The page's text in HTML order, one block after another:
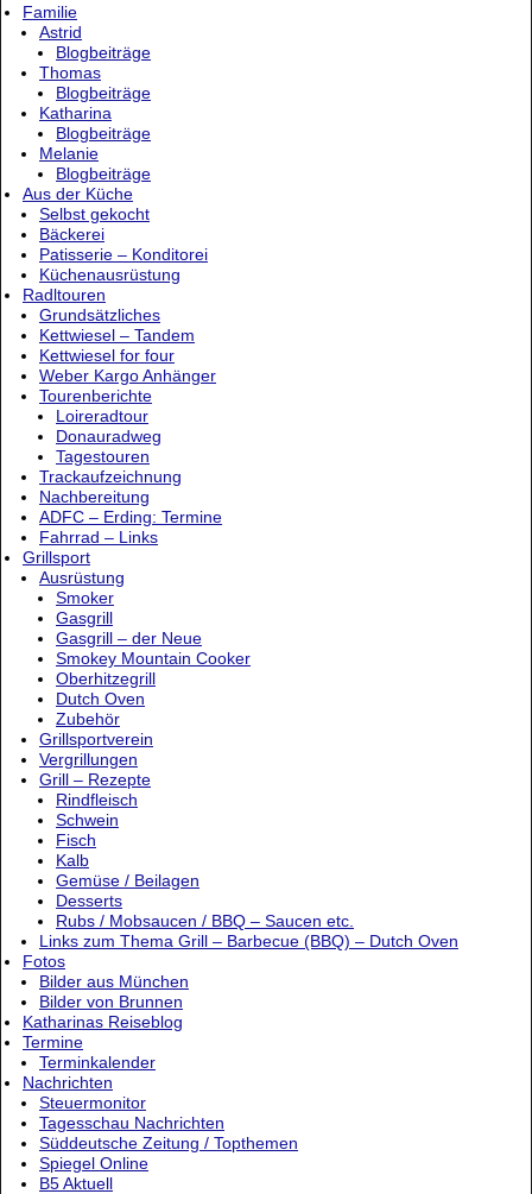
Familie
Astrid
Blogbeiträge
Thomas
Blogbeiträge
Katharina
Blogbeiträge
Melanie
Blogbeiträge
Aus der Küche
Selbst gekocht
Bäckerei
Patisserie – Konditorei
Küchenausrüstung
Radltouren
Grundsätzliches
Kettwiesel – Tandem
Kettwiesel for four
Weber Kargo Anhänger
Tourenberichte
Loireradtour
Donauradweg
Tagestouren
Trackaufzeichnung
Nachbereitung
ADFC – Erding: Termine
Fahrrad – Links
Grillsport
Ausrüstung
Smoker
Gasgrill
Gasgrill – der Neue
Smokey Mountain Cooker
Oberhitzegrill
Dutch Oven
Zubehör
Grillsportverein
Vergrillungen
Grill – Rezepte
Rindfleisch
Schwein
Fisch
Kalb
Gemüse / Beilagen
Desserts
Rubs / Mobsaucen / BBQ – Saucen etc.
Links zum Thema Grill – Barbecue (BBQ) – Dutch Oven
Fotos
Bilder aus München
Bilder von Brunnen
Katharinas Reiseblog
Termine
Terminkalender
Nachrichten
Steuermonitor
Tagesschau Nachrichten
Süddeutsche Zeitung / Topthemen
Spiegel Online
B5 Aktuell